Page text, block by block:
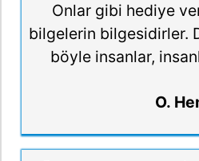
Onlar gibi hediye
bilgelerin bilgesidirler.
böyle insanlar,
O.